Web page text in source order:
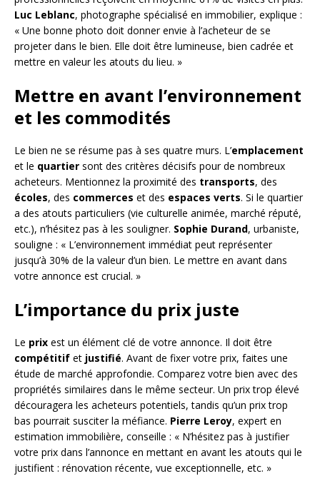
Luc Leblanc, photographe spécialisé en immobilier, explique :
« Une bonne photo doit donner envie à l’acheteur de se
projeter dans le bien. Elle doit être lumineuse, bien cadrée et
mettre en valeur les atouts du lieu. »
Mettre en avant l’environnement
et les commodités
Le bien ne se résume pas à ses quatre murs. L’emplacement
et le quartier sont des critères décisifs pour de nombreux
acheteurs. Mentionnez la proximité des transports, des
écoles, des commerces et des espaces verts. Si le quartier
a des atouts particuliers (vie culturelle animée, marché réputé,
etc.), n’hésitez pas à les souligner. Sophie Durand, urbaniste,
souligne : « L’environnement immédiat peut représenter
jusqu’à 30% de la valeur d’un bien. Le mettre en avant dans
votre annonce est crucial. »
L’importance du prix juste
Le prix est un élément clé de votre annonce. Il doit être
compétitif et justifié. Avant de fixer votre prix, faites une
étude de marché approfondie. Comparez votre bien avec des
propriétés similaires dans le même secteur. Un prix trop élevé
découragera les acheteurs potentiels, tandis qu’un prix trop
bas pourrait susciter la méfiance. Pierre Leroy, expert en
estimation immobilière, conseille : « N’hésitez pas à justifier
votre prix dans l’annonce en mettant en avant les atouts qui le
justifient : rénovation récente, vue exceptionnelle, etc. »